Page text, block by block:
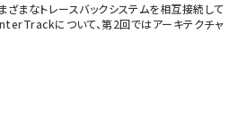
まなトレースバックシステムを相互接続して
について、第2回ではアーキテクチャ